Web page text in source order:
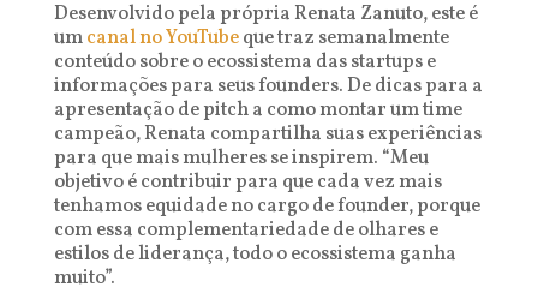
Desenvolvido pela própria Renata Zanuto, este é
umcanal no YouTubeque traz semanalmente
conteúdo sobre o ecossistema das startups e
informações para seus founders. De dicas para a
apresentação de pitch a como montar um time
campeão, Renata compartilha suas experiências
para que mais mulheres se inspirem. “Meu
objetivo é contribuir para que cada vez mais
tenhamos equidade no cargo de founder, porque
com essa complementariedade de olhares e
estilos de liderança, todo o ecossistema ganha
muito”.